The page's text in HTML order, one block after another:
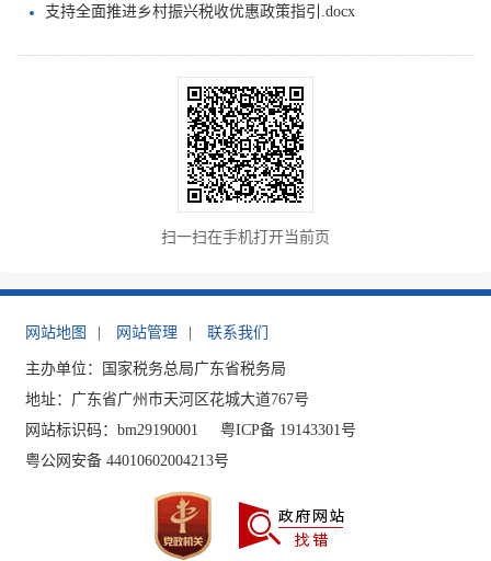
支持全面推进乡村振兴税收优惠政策指引.docx
扫一扫在手机打开当前页
网站地图 | 网站管理 | 联系我们
主办单位：国家税务总局广东省税务局
地址：广东省广州市天河区花城大道767号
网站标识码：bm29190001
粤ICP备 19143301号
粤公网安备 44010602004213号